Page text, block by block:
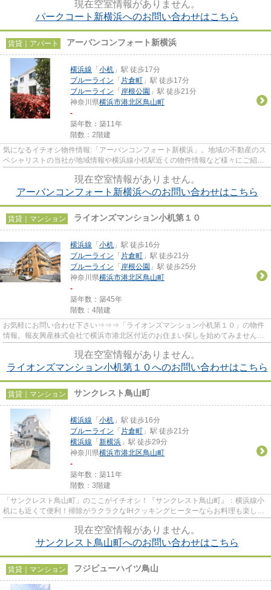
現在空室情報がありません。
パークコート新横浜へのお問い合わせはこちら
賃貸｜アパート アーバンコンフォート新横浜
横浜線 「 小机 」駅 徒歩17分
ブルーライン 「 片倉町 」駅 徒歩17分
ブルーライン 「 岸根公園 」駅 徒歩21分
神奈川県横浜市港北区鳥山町
-
築年数：築11年
階数：2階建
気になるイチオシ物件情報:「アーバンコンフォート新横浜」。地域の不動産のス
ペシャリストの当社が地域情報や横浜線小机駅近くの物件情報など様々にご紹介
現在空室情報がありません。
アーバンコンフォート新横浜へのお問い合わせはこちら
賃貸｜マンション ライオンズマンション小机第１０
横浜線 「 小机 」駅 徒歩16分
ブルーライン 「 片倉町 」駅 徒歩21分
ブルーライン 「 岸根公園 」駅 徒歩25分
神奈川県横浜市港北区鳥山町
-
築年数：築45年
階数：4階建
お気軽にお問い合わせ下さい⇒⇒⇒「ライオンズマンション小机第１０」の物件
情報。報友興産株式会社で横浜市港北区付近のお住まい探しを始めてみません
現在空室情報がありません。
ライオンズマンション小机第１０へのお問い合わせはこちら
賃貸｜マンション サンクレスト鳥山町
横浜線 「 小机 」駅 徒歩16分
ブルーライン 「 片倉町 」駅 徒歩21分
横浜線 「 新横浜 」駅 徒歩29分
神奈川県横浜市港北区鳥山町
-
築年数：築11年
階数：3階建
「サンクレスト鳥山町」のここがイチオシ！『サンクレスト鳥山町』：横浜線小
机にも近くて便利！掃除がラクラクなIHクッキングヒーターならお料理も楽しめ
現在空室情報がありません。
サンクレスト鳥山町へのお問い合わせはこちら
賃貸｜マンション フジビューハイツ鳥山